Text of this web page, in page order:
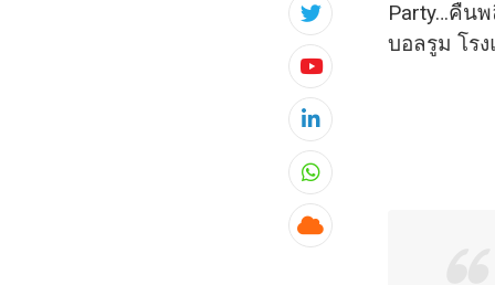
Youtube
LinkedIn
Whatsapp
Cloud
Party…คืน
บอลรูม โร